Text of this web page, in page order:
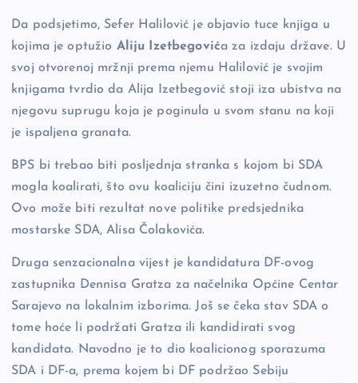
Da podsjetimo, Sefer Halilović je objavio tuce knjiga u
kojima je optužio Aliju Izetbegovića za izdaju države. U
svoj otvorenoj mržnji prema njemu Halilović je svojim
knjigama tvrdio da Alija Izetbegović stoji iza ubistva na
njegovu suprugu koja je poginula u svom stanu na koji
je ispaljena granata.
BPS bi trebao biti posljednja stranka s kojom bi SDA
mogla koalirati, što ovu koaliciju čini izuzetno čudnom.
Ovo može biti rezultat nove politike predsjednika
mostarske SDA, Alisa Čolakovića.
Druga senzacionalna vijest je kandidatura DF-ovog
zastupnika Dennisa Gratza za načelnika Općine Centar
Sarajevo na lokalnim izborima. Još se čeka stav SDA o
tome hoće li podržati Gratza ili kandidirati svog
kandidata. Navodno je to dio koalicionog sporazuma
SDA i DF-a, prema kojem bi DF podržao Sebiju